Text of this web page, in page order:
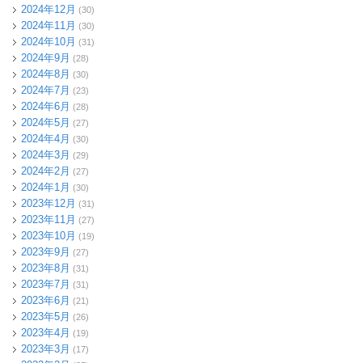
2024年12月 (30)
2024年11月 (30)
2024年10月 (31)
2024年9月 (28)
2024年8月 (30)
2024年7月 (23)
2024年6月 (28)
2024年5月 (27)
2024年4月 (30)
2024年3月 (29)
2024年2月 (27)
2024年1月 (30)
2023年12月 (31)
2023年11月 (27)
2023年10月 (19)
2023年9月 (27)
2023年8月 (31)
2023年7月 (31)
2023年6月 (21)
2023年5月 (26)
2023年4月 (19)
2023年3月 (17)